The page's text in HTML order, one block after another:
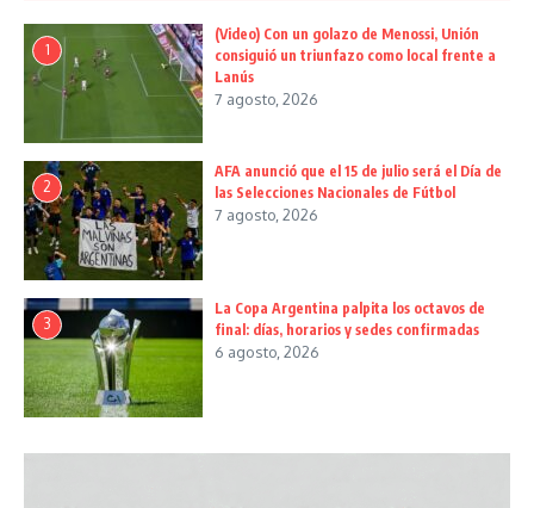
1
(Video) Con un golazo de Menossi, Unión
consiguió un triunfazo como local frente a
Lanús
7 agosto, 2026
2
AFA anunció que el 15 de julio será el Día de
las Selecciones Nacionales de Fútbol
7 agosto, 2026
3
La Copa Argentina palpita los octavos de
final: días, horarios y sedes confirmadas
6 agosto, 2026